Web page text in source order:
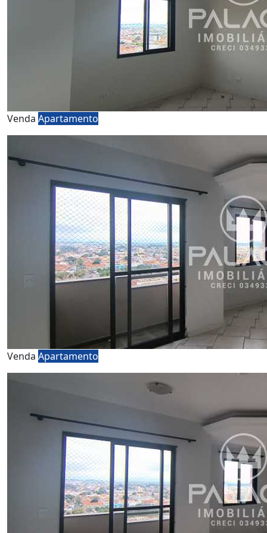
Venda Apartamento
Venda Apartamento